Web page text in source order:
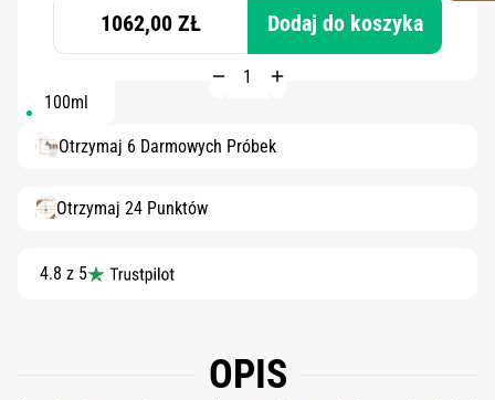
1062,00 ZŁ Dodaj do koszyka
100ml
Otrzymaj 6 Darmowych Próbek
Otrzymaj 24 Punktów
4.8 z 5
OPIS